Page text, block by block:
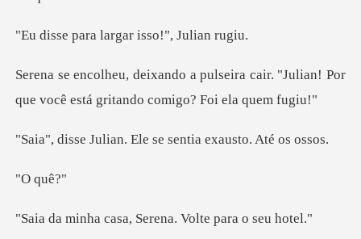
largar isso!"
ira cair. "Julian! Por
que você está
n. Ele se sentia ex
q
sa, Serena. Volte